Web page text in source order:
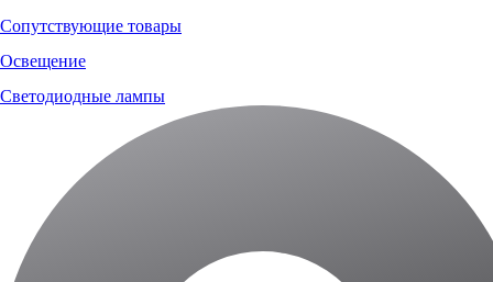
Сопутствующие товары
Освещение
Светодиодные лампы